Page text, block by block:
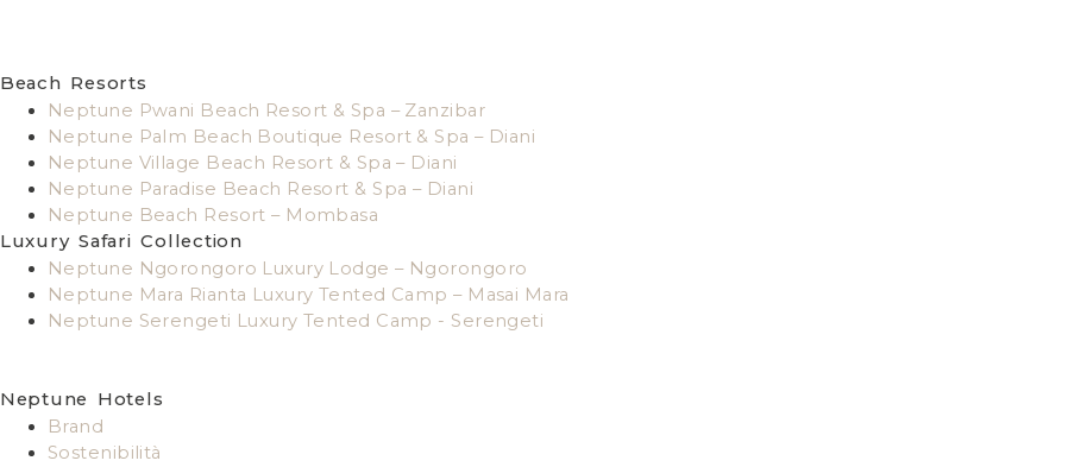
Beach Resorts
Neptune Pwani Beach Resort & Spa – Zanzibar
Neptune Palm Beach Boutique Resort & Spa – Diani
Neptune Village Beach Resort & Spa – Diani
Neptune Paradise Beach Resort & Spa – Diani
Neptune Beach Resort – Mombasa
Luxury Safari Collection
Neptune Ngorongoro Luxury Lodge – Ngorongoro
Neptune Mara Rianta Luxury Tented Camp – Masai Mara
Neptune Serengeti Luxury Tented Camp - Serengeti
Neptune Hotels
Brand
Sostenibilità